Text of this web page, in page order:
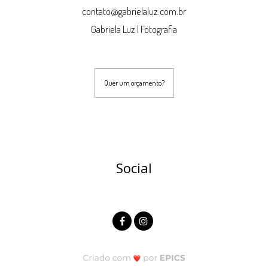
contato@gabrielaluz.com.br
Gabriela Luz | Fotografia
Quer um orçamento?
Social